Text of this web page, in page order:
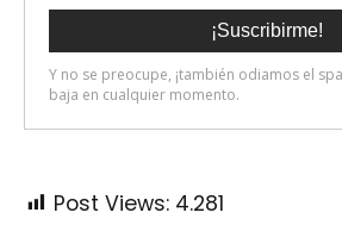
Post Views: 4.281